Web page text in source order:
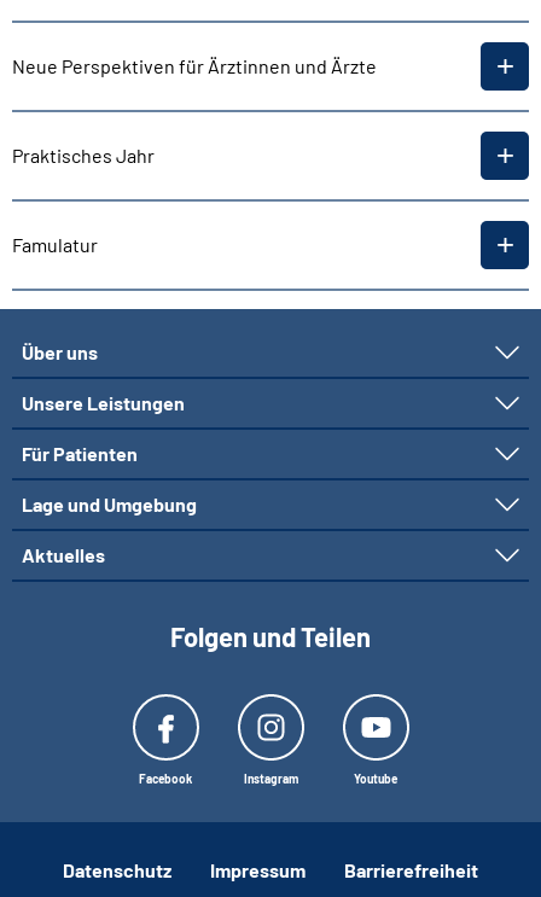
Neue Perspektiven für Ärztinnen und Ärzte
Praktisches Jahr
Famulatur
Über uns
Unsere Leistungen
Für Patienten
Lage und Umgebung
Aktuelles
Folgen und Teilen
Facebook Instagram Youtube
Datenschutz Impressum Barrierefreiheit